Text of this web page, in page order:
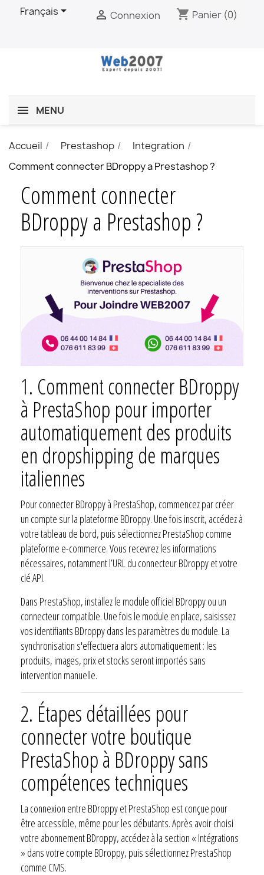
Français  Connexion shopping_cart Panier (0)
MENU
Accueil Prestashop
Integration
Comment connecter BDroppy a Prestashop ?
Comment connecter
BDroppy a Prestashop ?
1. Comment connecter BDroppy
à PrestaShop pour importer
automatiquement des produits
en dropshipping de marques
italiennes
Pour connecter BDroppy à PrestaShop, commencez par créer
un compte sur la plateforme BDroppy. Une fois inscrit, accédez à
votre tableau de bord, puis sélectionnez PrestaShop comme
plateforme e-commerce. Vous recevrez les informations
nécessaires, notamment l’URL du connecteur BDroppy et votre
clé API.
Dans PrestaShop, installez le module officiel BDroppy ou un
connecteur compatible. Une fois le module en place, saisissez
vos identifiants BDroppy dans les paramètres du module. La
synchronisation s'effectuera alors automatiquement : les
produits, images, prix et stocks seront importés sans
intervention manuelle.
2. Étapes détaillées pour
connecter votre boutique
PrestaShop à BDroppy sans
compétences techniques
La connexion entre BDroppy et PrestaShop est conçue pour
être accessible, même pour les débutants. Après avoir choisi
votre abonnement BDroppy, accédez à la section « Intégrations
» dans votre compte BDroppy, puis sélectionnez PrestaShop
comme CMS.